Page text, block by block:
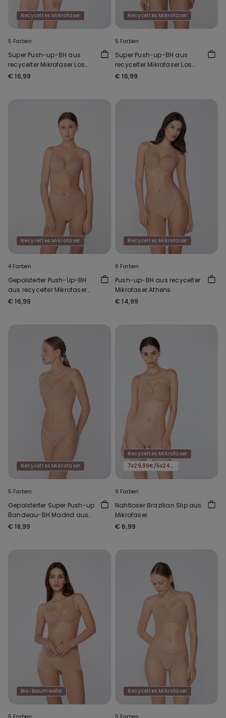
Recyceltes Mikrofaser
5 Farben
Super Push-up-BH aus
recycelter Mikrofaser Los
Angeles
€ 16,99
Recyceltes Mikrofaser
5 Farben
Super Push-up-BH aus
recycelter Mikrofaser Los
Angeles
€ 16,99
Recyceltes Mikrofaser
4 Farben
Gepolsterter Push-Up-BH
aus recycelter Mikrofaser
Venice
€ 16,99
Recyceltes Mikrofaser
8 Farben
Push-up-BH aus recycelter
Mikrofaser Athens
€ 14,99
Recyceltes Mikrofaser
5 Farben
Gepolsterter Super Push-up
Bandeau-BH Madrid aus
recycelter Mikrofaser
€ 18,99
Recyceltes Mikrofaser
7x29,99€/5x24,99€/3x16,99€
9 Farben
Nahtloser Brazilian Slip aus
Mikrofaser
€ 6,99
Bio-Baumwolle Recyceltes Mikrofaser